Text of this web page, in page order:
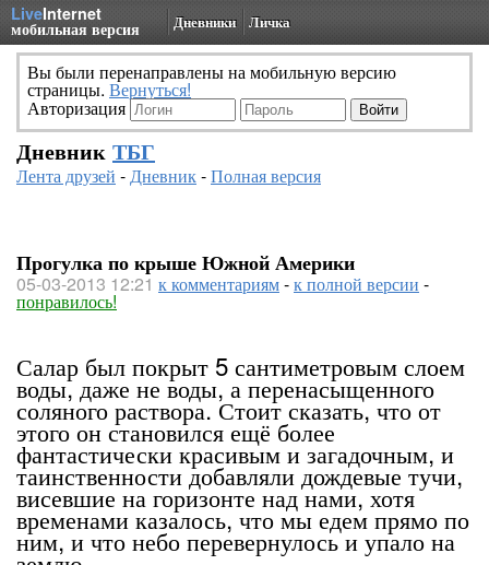
LiveInternet
мобильная версия Дневники Личка
Вы были перенаправлены на мобильную версию
страницы. Вернуться!
Авторизация
Дневник ТБГ
Лента друзей -Дневник-Полная версия
Прогулка по крыше Южной Америки
05-03-2013 12:21 к комментариям-к полной версии -
понравилось!
Салар был покрыт 5 сантиметровым слоем
воды, даже не воды, а перенасыщенного
соляного раствора. Стоит сказать, что от
этого он становился ещё более
фантастически красивым и загадочным, и
таинственности добавляли дождевые тучи,
висевшие на горизонте над нами, хотя
временами казалось, что мы едем прямо по
ним, и что небо перевернулось и упало на